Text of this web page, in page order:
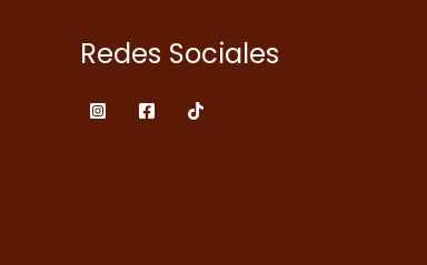
Redes Sociales